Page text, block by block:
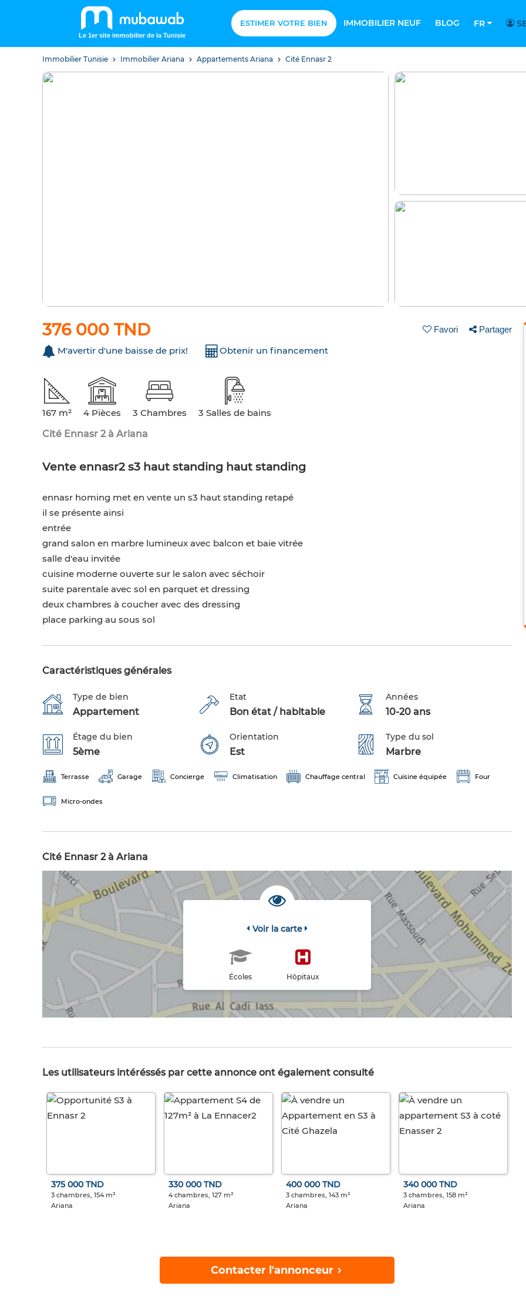
Le 1er site immobilier de la Tunisie
ESTIMER VOTRE BIEN IMMOBILIER NEUF BLOG FR
Immobilier Tunisie Immobilier Ariana Appartements Ariana Cité Ennasr 2
376 000 TND Favori Partager
M'avertir d'une baisse de prix! Obtenir un financement
167 m² 4 Pièces 3 Chambres
3 Salles de bains
Cité Ennasr 2 à Ariana
Vente ennasr2 s3 haut standing haut standing
ennasr homing met en vente un s3 haut standing retapé
il se présente ainsi
entrée
grand salon en marbre lumineux avec balcon et baie vitrée
salle d'eau invitée
cuisine moderne ouverte sur le salon avec séchoir
suite parentale avec sol en parquet et dressing
deux chambres à coucher avec des dressing
place parking au sous sol
Caractéristiques générales
Type de bien
Appartement
Etat
Bon état / habitable
Années
10-20 ans
Étage du bien
5ème
Orientation
Est
Type du sol
Marbre
Terrasse Garage Concierge Climatisation Chauffage central Cuisine équipée Four
Micro-ondes
Cité Ennasr 2 à Ariana
Voir la carte
Écoles Hôpitaux
Les utilisateurs intéréssés par cette annonce ont également consulté
375 000 TND
3 chambres, 154 m²
Ariana
330 000 TND
4 chambres, 127 m²
Ariana
400 000 TND
3 chambres, 143 m²
Ariana
340 000 TND
3 chambres, 158 m²
Ariana
Contacter l'annonceur